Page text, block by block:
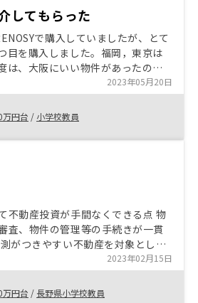
してもらった
で購入していましたが、とて
目を購入しました。福岡，東京は
は、大阪にいい物件があったの
ょうどボーナスも入り、購入しよ
に、担当の方からご提案をいただ
た。
2023年05月20日
万円台 / 小学校教員
不動産投資が手間なくできる点 物
査、物件の管理等の手続きが一貫
がつきやすい不動産を対象とした
ほとんどをオンラインでの手続きで
2023年02月15日
万円台 / 長野県小学校教員